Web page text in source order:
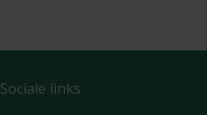
Sociale links